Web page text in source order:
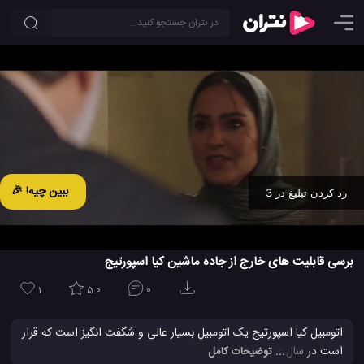
ببین چیه! 🎉 رد کردن تبلیغ در 2
برسی قابلیت های خارج از جاده ماشین کیا اسپورتیج
1 5.0 0
اتومبیل کیا اسپورتیج یک اتومبیل بسیار عالی و شگفت انگیز است که قرار
است در سال 2023 در یکی از نمایشگاه های بزرگ شرکت کیا رونمیی شود
... توضیحات کامل